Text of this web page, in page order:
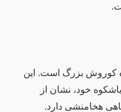
کوروش بزرگ است. این
خود، نشان از
هخامنشی دارد.